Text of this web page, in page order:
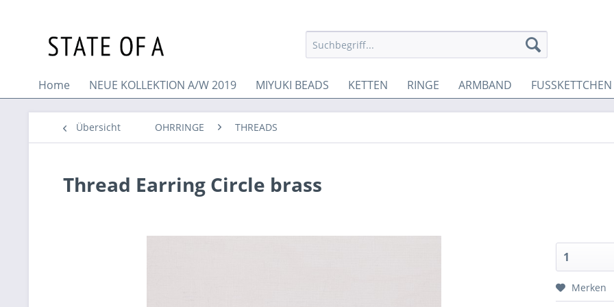
Home NEUE KOLLEKTION A/W 2019 MIYUKI BEADS KETTEN RINGE ARMBAND FUSSKETTCHEN
Übersicht OHRRINGE THREADS
Thread Earring Circle brass
Merken